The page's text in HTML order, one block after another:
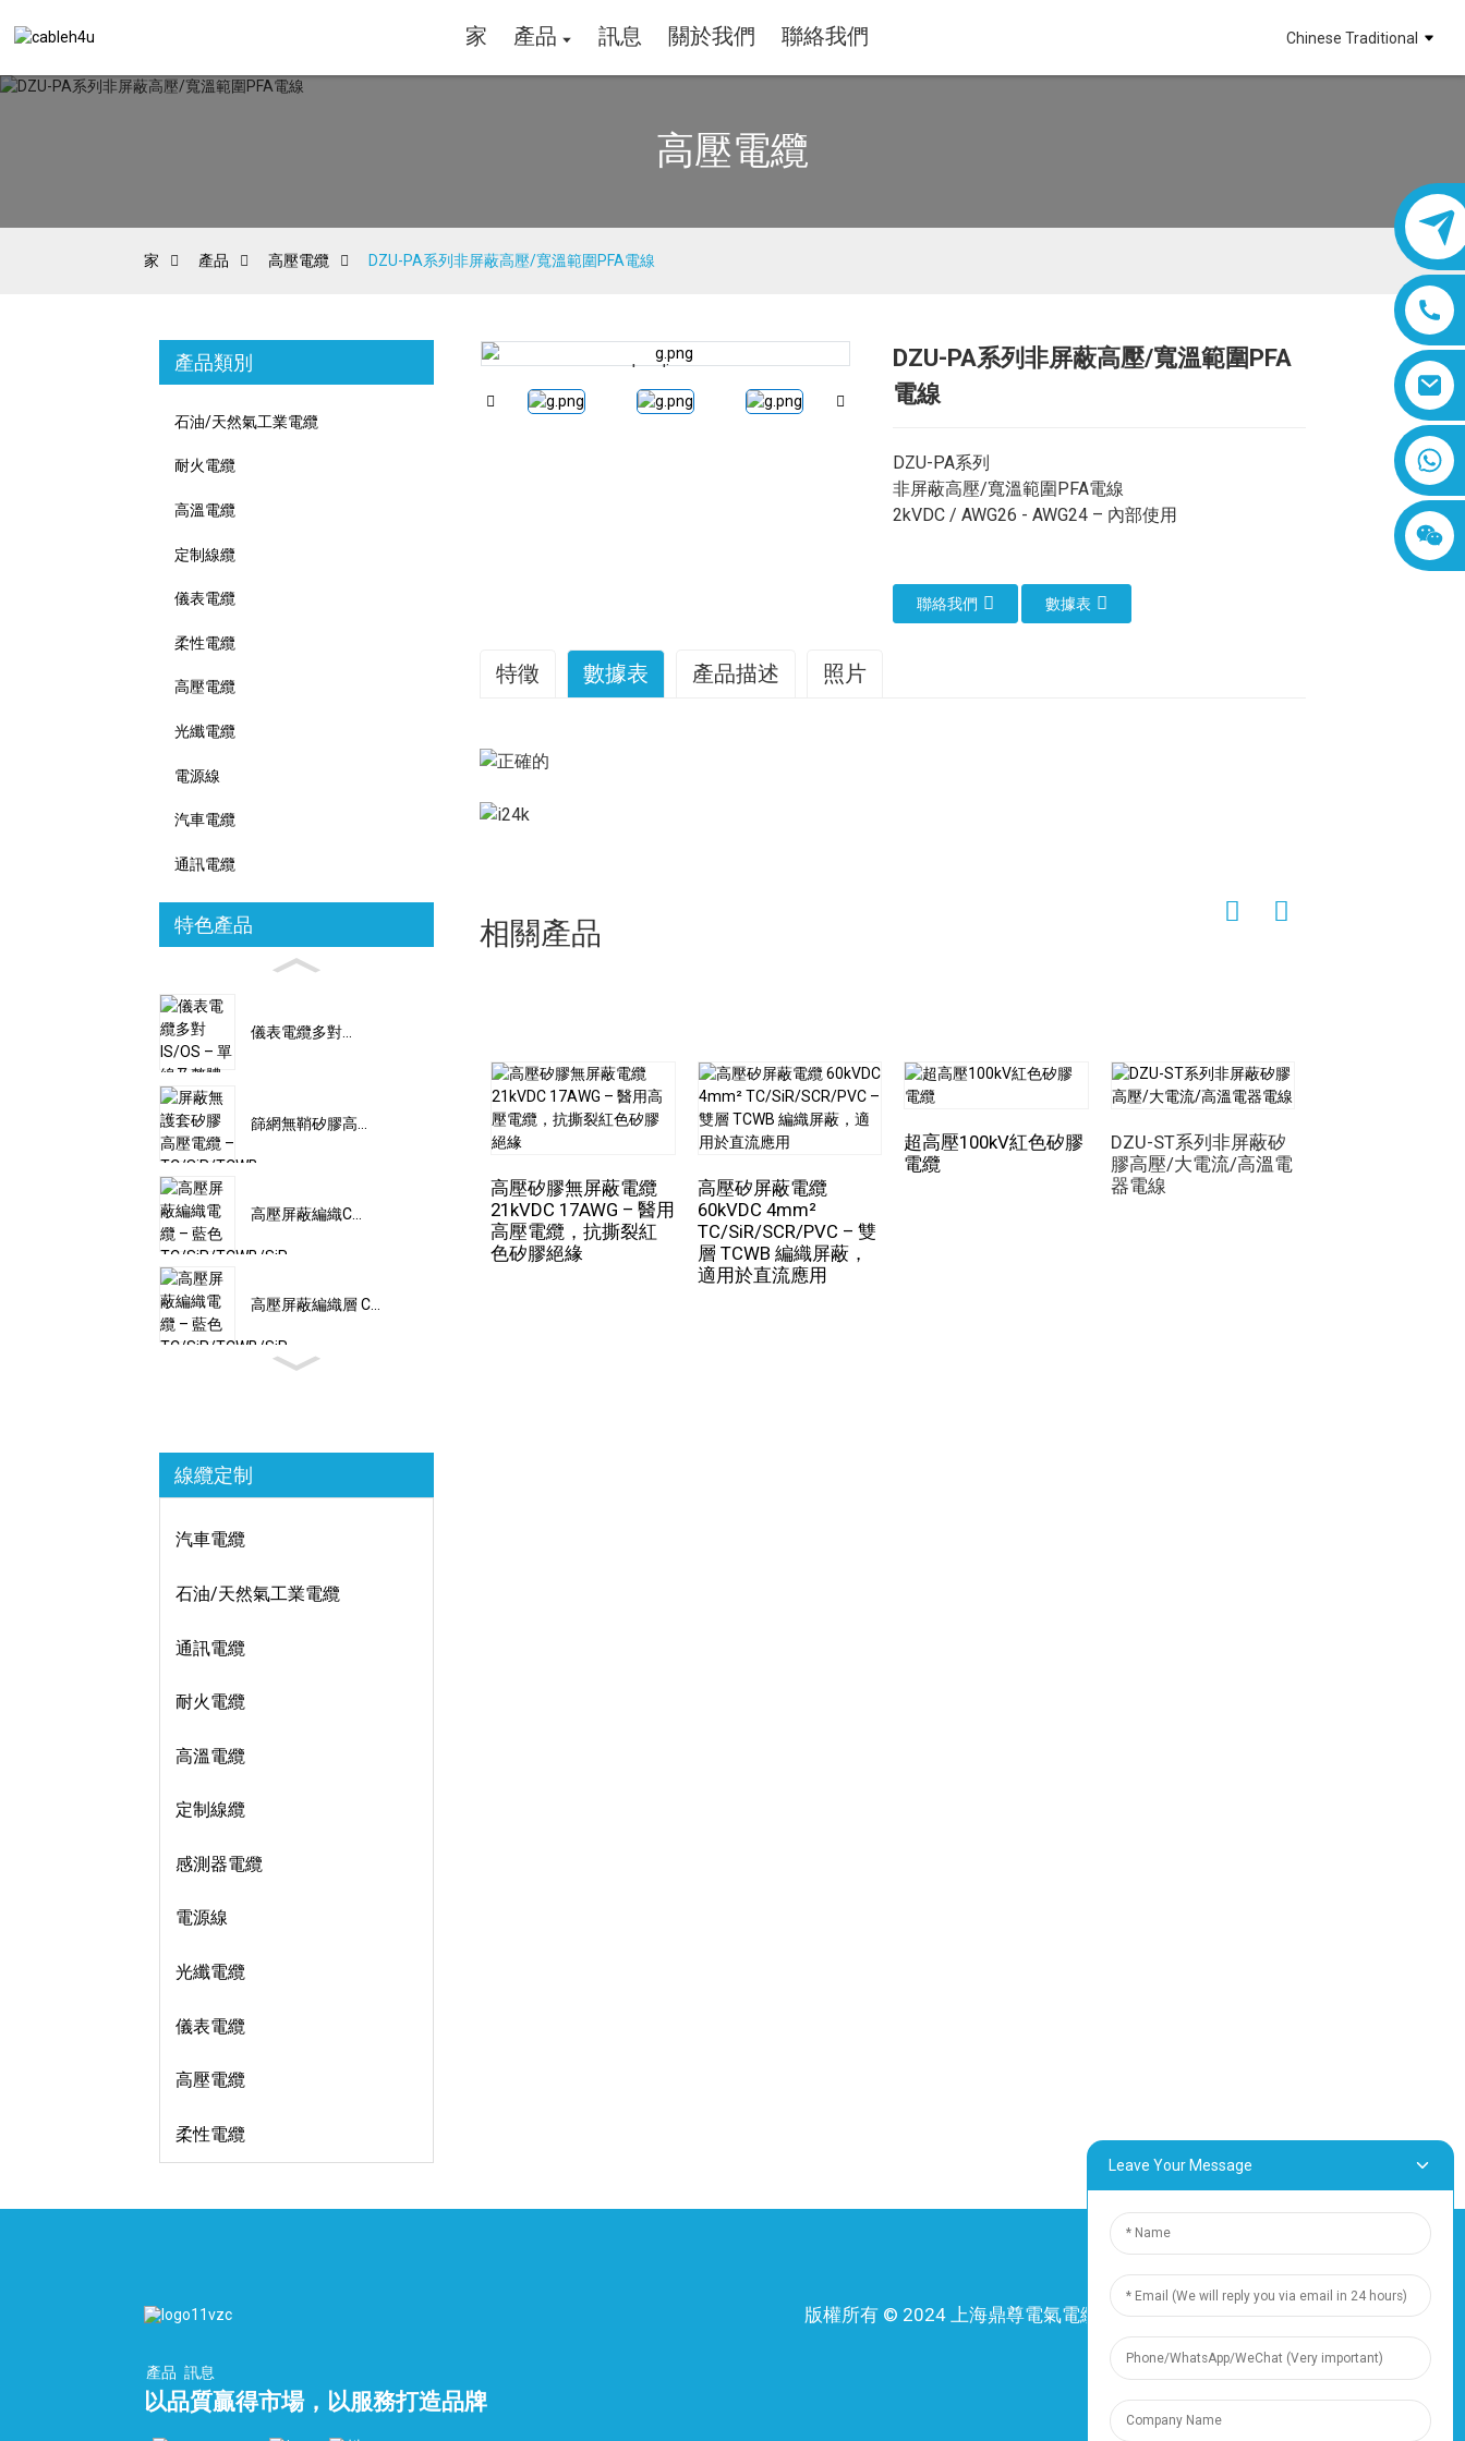
家 產品 訊息 關於我們 聯絡我們 Chinese Traditional
高壓電纜
家 產品 高壓電纜 DZU-PA系列非屏蔽高壓/寬溫範圍PFA電線
產品類別
石油/天然氣工業電纜
耐火電纜
高溫電纜
定制線纜
儀表電纜
柔性電纜
高壓電纜
光纖電纜
電源線
汽車電纜
通訊電纜
特色產品
儀表電纜多對...
篩網無鞘矽膠高...
高壓屏蔽編織C...
高壓屏蔽編織層 C...
線纜定制
汽車電纜
石油/天然氣工業電纜
通訊電纜
耐火電纜
高溫電纜
定制線纜
感測器電纜
電源線
光纖電纜
儀表電纜
高壓電纜
柔性電纜
Loading...
Loading... Loading...
Loading... Loading...
Loading...
DZU-PA系列非屏蔽高壓/寬溫範圍PFA
電線
DZU-PA系列
非屏蔽高壓/寬溫範圍PFA電線
2kVDC / AWG26 - AWG24 – 內部使用
聯絡我們 數據表
特徵 數據表 產品描述 照片
-PFA介電材料
-高靈活性
-耐紫外線、臭氧、耐候性和耐油性
-符合RoHS標準
在高溫或低溫環境下進行佈線
-在磨損性環境（例如潮濕或化學物質）中進行佈線
狹小空間佈線
全氟烷氧基烷烴 (PFA) 具有與聚四氟乙烯 (PTFE) 類似的優異性能組合。
聚四氟乙烯（PTFE）。 PFA 電線具有更好的防黏性能和更高的耐化學腐蝕性。當使用聚四氟乙烯電線時，
PFA 電線是更佳選擇。
在涉及化學、熱和機械應力的惡劣環境中，需要延長使用壽命。與……相比
氟烷氧基聚合物，是一種氟聚合物，具有卓越的耐熱性、耐化學性和耐電應力性，使其成為高壓電線應用的
其中一個關鍵特徵是
的極端溫度，而不會影響其機械或電氣性能。這使得PFA成為一種極具吸引力的材料。
腐蝕性化學品的應用產業而言，這是一個理想的選擇。
另一個顯著特點是PFA高壓電線其優點在於機械強度和柔韌性。儘管它具有優異的絕緣和隔熱性能，PFA
高壓電線 它保持柔韌性，易於操作，便於在複雜的電氣系統中進行安裝和佈線。其高抗拉強度和耐機械磨損
性能進一步增強了其耐用性，使其適用於需要長期可靠性和性能的嚴苛應用。
總而言之， PFA高壓電線
它兼具多種獨特特性，使其非常適合各行各業的高壓應用。其卓越的電氣絕緣性、
熱穩定性、耐化學腐蝕性和機械強度，使其成為在惡劣環境下可靠性能至關重要的應用的理想選擇。無論是
在電力分配、航空航太、汽車或化學加工領域，PFA高壓電線
揮至關重要的作用。隨著技術的進步和對高壓應用需求的成長，
可靠性和安全性的關鍵組成部分。
相關產品
高壓矽膠無屏蔽電纜
21kVDC 17AWG – 醫用
高壓電纜，抗撕裂紅
色矽膠絕緣
高壓矽屏蔽電纜
60kVDC 4mm²
TC/SiR/SCR/PVC – 雙
層 TCWB 編織屏蔽，
適用於直流應用
超高壓100kV紅色矽膠
電纜
DZU-ST系列非屏蔽矽
膠高壓/大電流/高溫電
器電線
產品 訊息
以品質贏得市場，以服務打造品牌
版權所有 © 2024 上海鼎尊電氣電纜股份有限公司。保留所有權
利。
-網站地圖- Resource
Leave Your Message